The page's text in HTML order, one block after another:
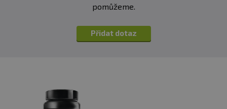
pomůžeme.
Přidat dotaz